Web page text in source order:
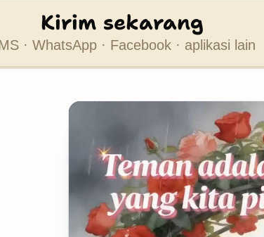
Kirim sekarang
· WhatsApp · Facebook · aplikasi lain